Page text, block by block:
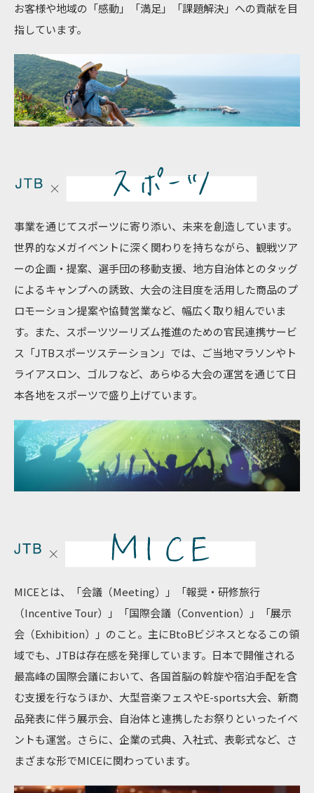
お客様や地域の「感動」「満足」「課題解決」への貢献を目
指しています。
事業を通じてスポーツに寄り添い、未来を創造しています。
世界的なメガイベントに深く関わりを持ちながら、観戦ツア
ーの企画・提案、選手団の移動支援、地方自治体とのタッグ
によるキャンプへの誘致、大会の注目度を活用した商品のプ
ロモーション提案や協賛営業など、幅広く取り組んでいま
す。また、スポーツツーリズム推進のための官民連携サービ
ス「JTBスポーツステーション」では、ご当地マラソンやト
ライアスロン、ゴルフなど、あらゆる大会の運営を通じて日
本各地をスポーツで盛り上げています。
MICEとは、「会議（Meeting）」「報奨・研修旅行
（Incentive Tour）」「国際会議（Convention）」「展示
会（Exhibition）」のこと。主にBtoBビジネスとなるこの領
域でも、JTBは存在感を発揮しています。日本で開催される
最高峰の国際会議において、各国首脳の斡旋や宿泊手配を含
む支援を行なうほか、大型音楽フェスやE-sports大会、新商
品発表に伴う展示会、自治体と連携したお祭りといったイベ
ントも運営。さらに、企業の式典、入社式、表彰式など、さ
まざまな形でMICEに関わっています。